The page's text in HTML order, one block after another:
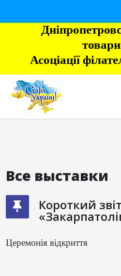
Асоціації
Все выставки
Короткий
Церемонія відкриття